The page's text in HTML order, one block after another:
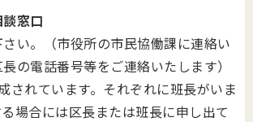
窓口
い。（市役所の市民協働課に連絡い
の電話番号等をご連絡いたします）
されています。それぞれに班長がいま
場合には区長または班長に申し出て